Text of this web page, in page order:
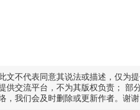
文不代表同意其说法或描述，仅
供交流平台，不为其版权负责；
，我们会及时删除或更新作者。谢谢